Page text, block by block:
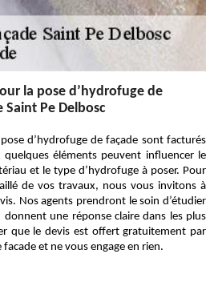
la pose d’hydrofuge de
Saint Pe Delbosc
d’hydrofuge de façade sont facturés
éléments peuvent influencer le
et le type d’hydrofuge à poser. Pour
de vos travaux, nous vous invitons à
Nos agents prendront le soin d’étudier
une réponse claire dans les plus
que le devis est offert gratuitement par
et ne vous engage en rien.